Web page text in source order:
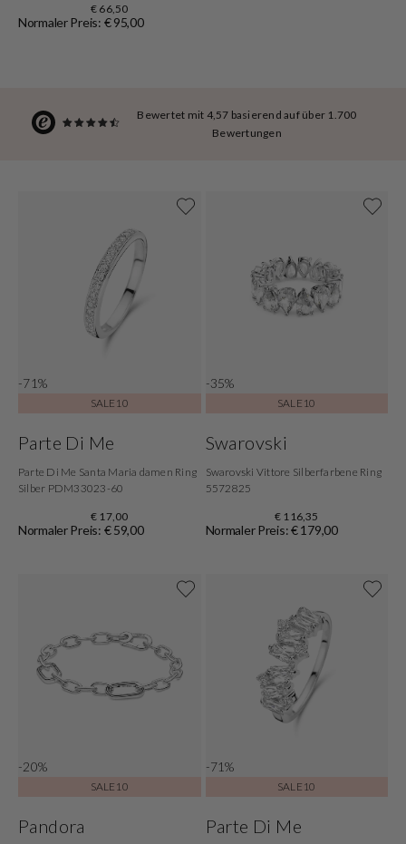
Bewertet mit 4,57 basierend auf über 1.700
Bewertungen
€ 66,50
Normaler Preis: € 95,00
-71%
SALE10
Parte Di Me
Parte Di Me Santa Maria damen Ring
Silber PDM33023-60
€ 17,00
Normaler Preis: € 59,00
-35%
SALE10
Swarovski
Swarovski Vittore Silberfarbene Ring
5572825
€ 116,35
Normaler Preis: € 179,00
-20%
SALE10
Pandora
-71%
SALE10
Parte Di Me